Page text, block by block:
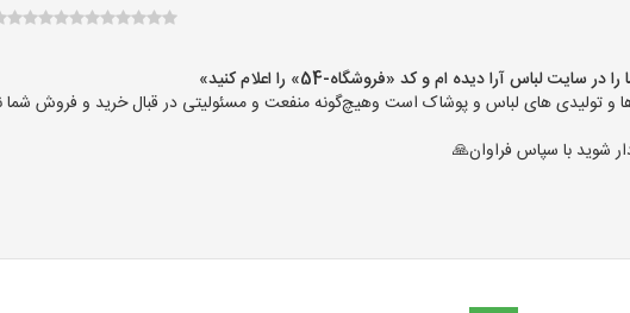
لباس آرا دیده ام و کد «فروشگاه-54» را اعلام کنید»
و تولیدی های لباس و پوشاک است وهیچ‌گونه منفعت و مسئولیتی در قبال خرید و فروش شما
شوید با سپاس فراوان🙏